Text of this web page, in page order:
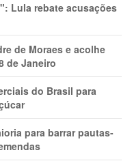
Lula rebate acusações
de Moraes e acolhe
de Janeiro
do Brasil para
para barrar pautas-